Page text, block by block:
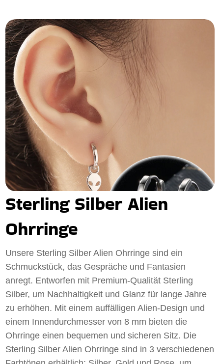
Sterling Silber Alien
Ohrringe
Unsere Sterling Silber Alien Ohrringe sind ein
Schmuckstück, das Gespräche und Fantasien
anregt. Entworfen mit Premium-Qualität Sterling
Silber, um Nachhaltigkeit und Glanz für lange Jahre
zu erhöhen. Mit einem auffälligen Alien-Design und
einem Innendurchmesser von 8 mm bieten die
Ohrringe einen bequemen und sicheren Sitz. Die
Sterling Silber Alien Ohrringe sind in 3 verschiedenen